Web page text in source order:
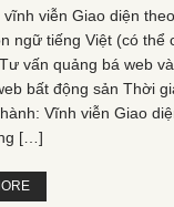
vĩnh viễn Giao diện
ngữ tiếng Việt (có thể
vấn quảng bá web
bất động sản Thời
Vĩnh viễn Giao
[…]